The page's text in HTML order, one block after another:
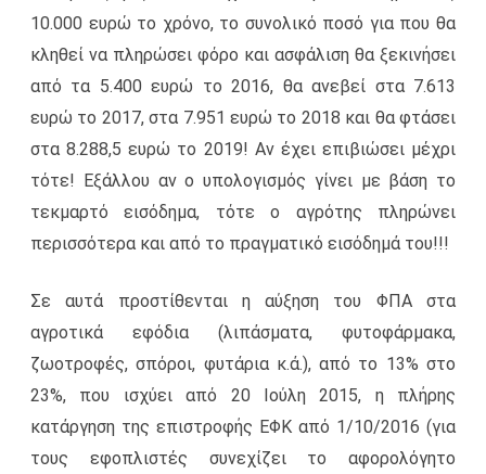
10.000 ευρώ το χρόνο, το συνολικό ποσό για που θα
κληθεί να πληρώσει φόρο και ασφάλιση θα ξεκινήσει
από τα 5.400 ευρώ το 2016, θα ανεβεί στα 7.613
ευρώ το 2017, στα 7.951 ευρώ το 2018 και θα φτάσει
στα 8.288,5 ευρώ το 2019! Αν έχει επιβιώσει μέχρι
τότε! Εξάλλου αν ο υπολογισμός γίνει με βάση το
τεκμαρτό εισόδημα, τότε ο αγρότης πληρώνει
περισσότερα και από το πραγματικό εισόδημά του!!!
Σε αυτά προστίθενται η αύξηση του ΦΠΑ στα
αγροτικά εφόδια (λιπάσματα, φυτοφάρμακα,
ζωοτροφές, σπόροι, φυτάρια κ.ά.), από το 13% στο
23%, που ισχύει από 20 Ιούλη 2015, η πλήρης
κατάργηση της επιστροφής ΕΦΚ από 1/10/2016 (για
τους εφοπλιστές συνεχίζει το αφορολόγητο